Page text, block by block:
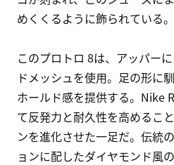
めくくるように飾られている。
このプロトロ 8は、アッパー
ドメッシュを使用。足の形に
ホールド感を提供する。Nike
て反発力と耐久性を高めるこ
ンを進化させた一足だ。伝統
ョンに配したダイヤモンド風